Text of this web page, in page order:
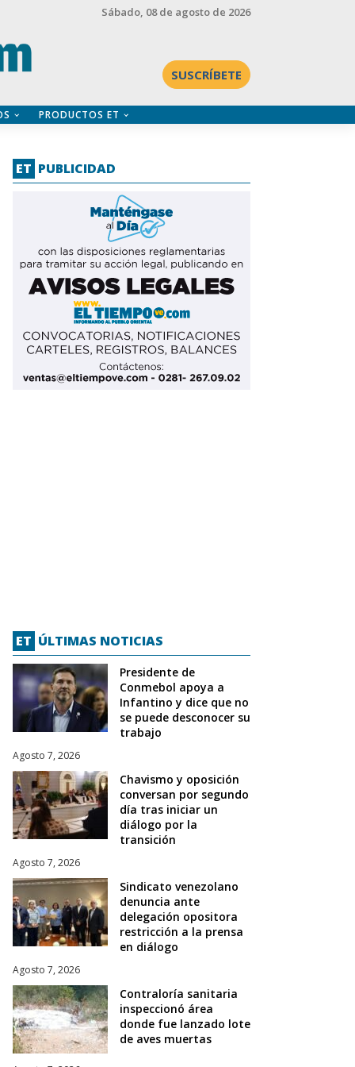
Sábado, 08 de agosto de 2026
SUSCRÍBETE
PRODUCTOS ET
ET PUBLICIDAD
ET ÚLTIMAS NOTICIAS
Presidente de
Conmebol apoya a
Infantino y dice que no
se puede desconocer su
trabajo
Agosto 7, 2026
Chavismo y oposición
conversan por segundo
día tras iniciar un
diálogo por la
transición
Agosto 7, 2026
Sindicato venezolano
denuncia ante
delegación opositora
restricción a la prensa
en diálogo
Agosto 7, 2026
Contraloría sanitaria
inspeccionó área
donde fue lanzado lote
de aves muertas